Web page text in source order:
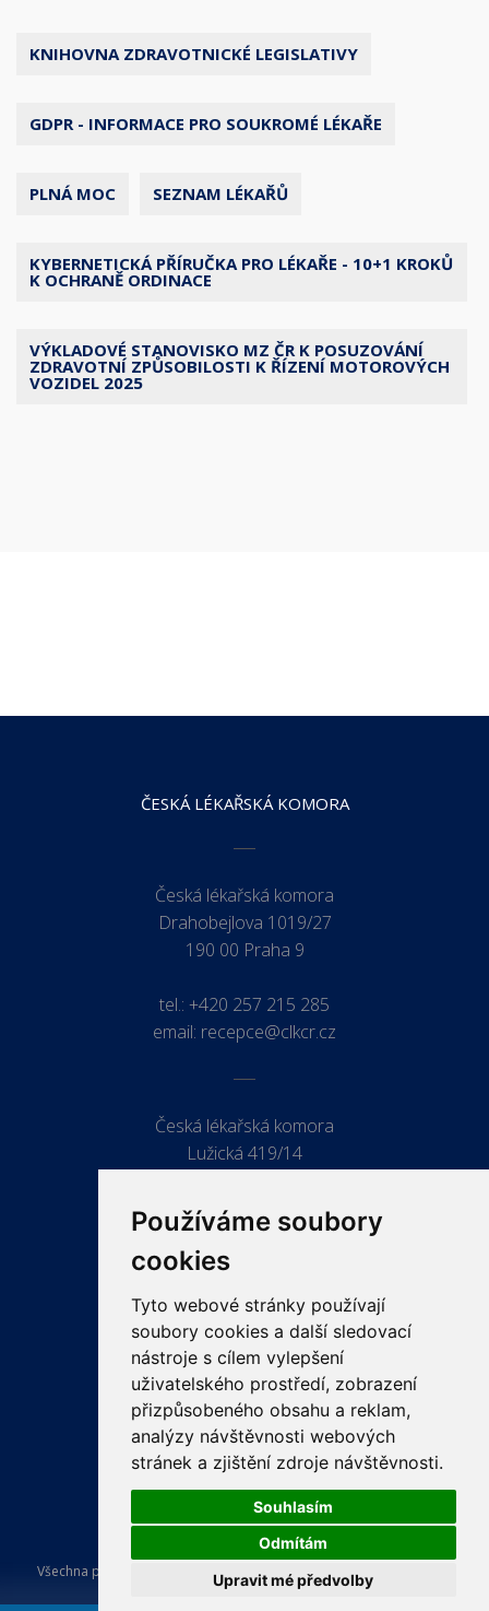
Používáme soubory
cookies
Tyto webové stránky používají
soubory cookies a další sledovací
nástroje s cílem vylepšení
uživatelského prostředí, zobrazení
přizpůsobeného obsahu a reklam,
analýzy návštěvnosti webových
stránek a zjištění zdroje návštěvnosti.
Souhlasím
Odmítám
Upravit mé předvolby
KNIHOVNA ZDRAVOTNICKÉ LEGISLATIVY
GDPR - INFORMACE PRO SOUKROMÉ LÉKAŘE
PLNÁ MOC SEZNAM LÉKAŘŮ
KYBERNETICKÁ PŘÍRUČKA PRO LÉKAŘE - 10+1 KROKŮ
K OCHRANĚ ORDINACE
VÝKLADOVÉ STANOVISKO MZ ČR K POSUZOVÁNÍ
ZDRAVOTNÍ ZPŮSOBILOSTI K ŘÍZENÍ MOTOROVÝCH
VOZIDEL 2025
ČESKÁ LÉKAŘSKÁ KOMORA
Česká lékařská komora
Drahobejlova 1019/27
190 00 Praha 9
tel.: +420 257 215 285
email: recepce@clkcr.cz
Česká lékařská komora
Lužická 419/14
ODKAZY
PRO LÉKAŘE
PRO VEŘEJNOST
VZDĚLÁVÁNÍ
Všechna práva vyhrazena Česká lékařská komora. Tvorba a provoz
ISSA CZECH s.r.o..